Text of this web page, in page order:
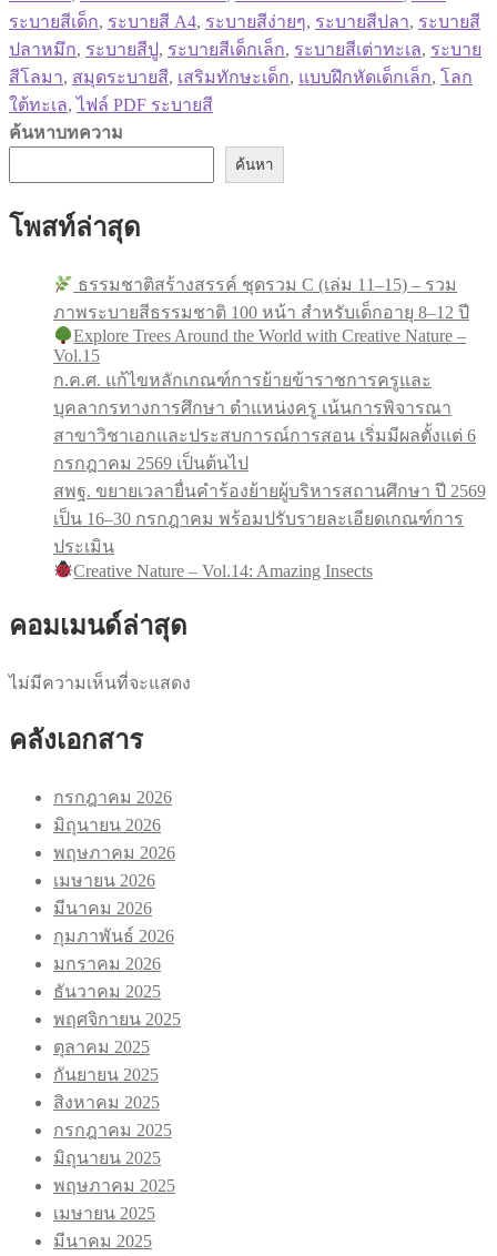
ระบายสีเด็ก, ระบายสี A4, ระบายสีง่ายๆ, ระบายสีปลา, ระบายสี
ปลาหมึก, ระบายสีปู, ระบายสีเด็กเล็ก, ระบายสีเต่าทะเล, ระบาย
สีโลมา, สมุดระบายสี, เสริมทักษะเด็ก, แบบฝึกหัดเด็กเล็ก, โลก
ใต้ทะเล,ไฟล์ PDF ระบายสี
ค้นหาบทความ
ค้นหา
โพสท์ล่าสุด
ธรรมชาติสร้างสรรค์ ชุดรวม C (เล่ม 11–15) – รวม
ภาพระบายสีธรรมชาติ 100 หน้า สำหรับเด็กอายุ 8–12 ปี
Explore Trees Around the World with Creative Nature –
Vol.15
ก.ค.ศ. แก้ไขหลักเกณฑ์การย้ายข้าราชการครูและ
บุคลากรทางการศึกษา ตำแหน่งครู เน้นการพิจารณา
สาขาวิชาเอกและประสบการณ์การสอน เริ่มมีผลตั้งแต่ 6
กรกฎาคม 2569 เป็นต้นไป
สพฐ. ขยายเวลายื่นคำร้องย้ายผู้บริหารสถานศึกษา ปี 2569
เป็น 16–30 กรกฎาคม พร้อมปรับรายละเอียดเกณฑ์การ
ประเมิน
Creative Nature – Vol.14: Amazing Insects
คอมเมนด์ล่าสุด
ไม่มีความเห็นที่จะแสดง
คลังเอกสาร
กรกฎาคม 2026
มิถุนายน 2026
พฤษภาคม 2026
เมษายน 2026
มีนาคม 2026
กุมภาพันธ์ 2026
มกราคม 2026
ธันวาคม 2025
พฤศจิกายน 2025
ตุลาคม 2025
กันยายน 2025
สิงหาคม 2025
กรกฎาคม 2025
มิถุนายน 2025
พฤษภาคม 2025
เมษายน 2025
มีนาคม 2025